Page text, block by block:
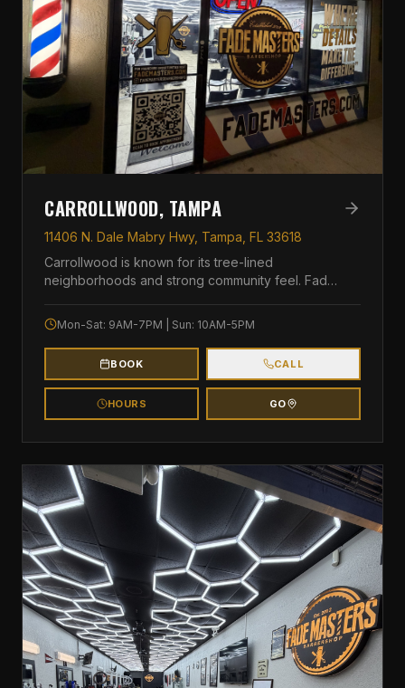
CARROLLWOOD, TAMPA
11406 N. Dale Mabry Hwy, Tampa, FL 33618
Carrollwood is known for its tree-lined
neighborhoods and strong community feel. Fade
Mon-Sat: 9AM-7PM | Sun: 10AM-5PM
BOOK CALL
HOURS GO